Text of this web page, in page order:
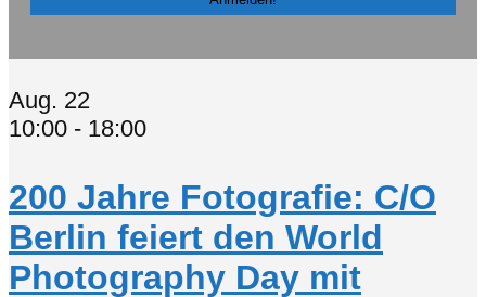
Aug. 22
10:00 - 18:00
200 Jahre Fotografie: C/O
Berlin feiert den World
Photography Day mit